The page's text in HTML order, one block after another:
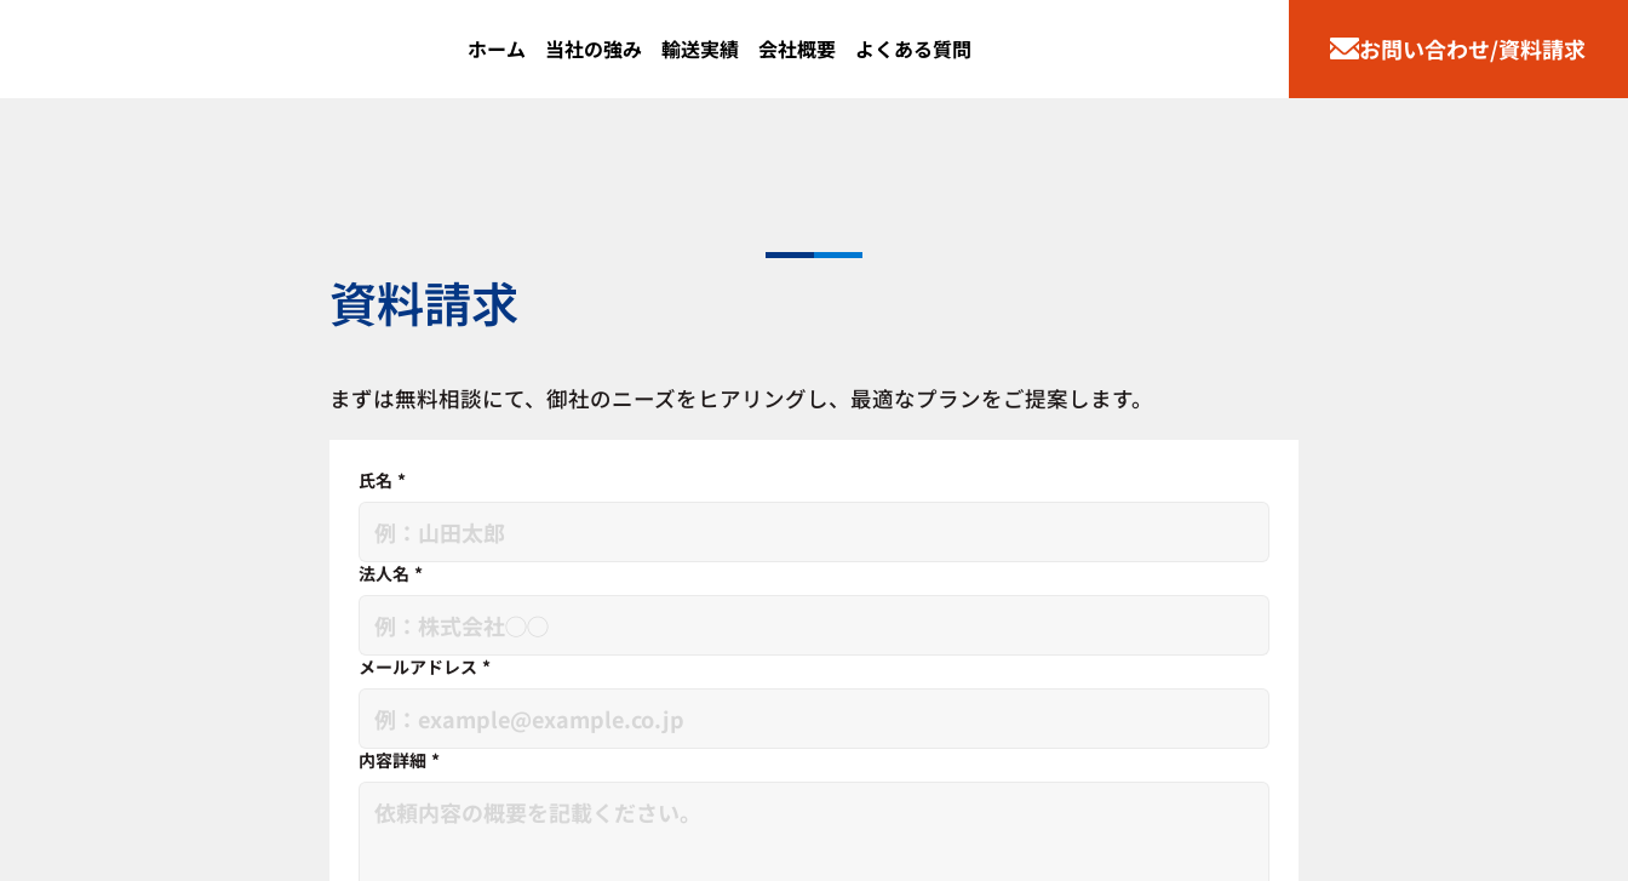
ホーム 当社の強み 輸送実績 会社概要 よくある質問 お問い合わせ/資料請求
資料請求
まずは無料相談にて、御社のニーズをヒアリングし、最適なプランをご提案します。
氏名 *
法人名 *
メールアドレス *
内容詳細 *